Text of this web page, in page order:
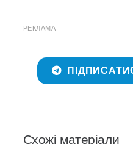
РЕКЛАМА
Схожі матеріали